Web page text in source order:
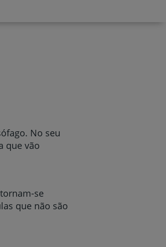
No seu
que vão
se
que não são